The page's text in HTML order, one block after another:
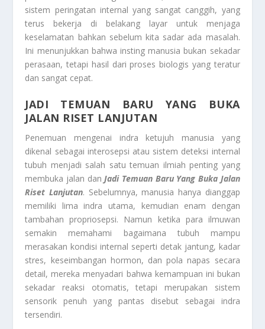
sistem peringatan internal yang sangat canggih, yang
terus bekerja di belakang layar untuk menjaga
keselamatan bahkan sebelum kita sadar ada masalah.
Ini menunjukkan bahwa insting manusia bukan sekadar
perasaan, tetapi hasil dari proses biologis yang teratur
dan sangat cepat.
JADI TEMUAN BARU YANG BUKA
JALAN RISET LANJUTAN
Penemuan mengenai indra ketujuh manusia yang
dikenal sebagai interosepsi atau sistem deteksi internal
tubuh menjadi salah satu temuan ilmiah penting yang
membuka jalan danJadi Temuan Baru Yang Buka Jalan
Riset Lanjutan. Sebelumnya, manusia hanya dianggap
memiliki lima indra utama, kemudian enam dengan
tambahan propriosepsi. Namun ketika para ilmuwan
semakin memahami bagaimana tubuh mampu
merasakan kondisi internal seperti detak jantung, kadar
stres, keseimbangan hormon, dan pola napas secara
detail, mereka menyadari bahwa kemampuan ini bukan
sekadar reaksi otomatis, tetapi merupakan sistem
sensorik penuh yang pantas disebut sebagai indra
tersendiri.